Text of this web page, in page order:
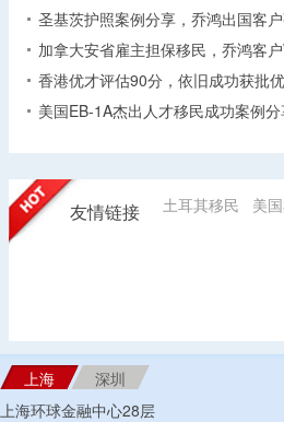
圣基茨护照案例分享，乔鸿出国客
加拿大安省雇主担保移民，乔鸿客
香港优才评估90分，依旧成功获批
美国EB-1A杰出人才移民成功案例
友情链接 土耳其移民 美
上海
深圳
上海环球金融中心28层